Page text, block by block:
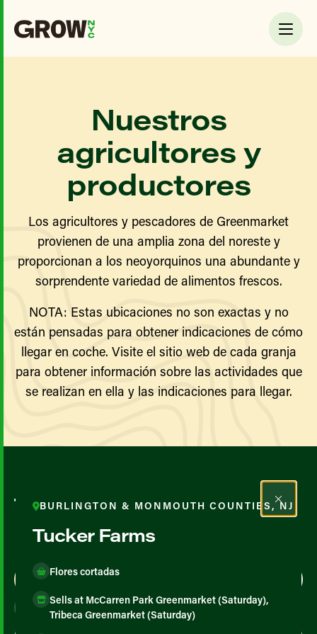
Nuestros
agricultores y
productores
Los agricultores y pescadores de Greenmarket
provienen de una amplia zona del noreste y
proporcionan a los neoyorquinos una abundante y
sorprendente variedad de alimentos frescos.
NOTA: Estas ubicaciones no son exactas y no
están pensadas para obtener indicaciones de cómo
llegar en coche. Visite el sitio web de cada granja
para obtener información sobre las actividades que
se realizan en ella y las indicaciones para llegar.
Todos los agricultores y
productores
Map View
BURLINGTON & MONMOUTH COUNTIES, NJ
Tucker Farms
Flores cortadas
Sells at McCarren Park Greenmarket (Saturday),
Tribeca Greenmarket (Saturday)